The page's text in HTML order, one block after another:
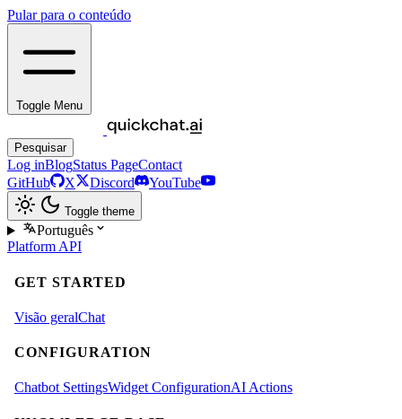
Pular para o conteúdo
Toggle Menu
Pesquisar
Log inBlogStatus PageContact
GitHub
X Discord YouTube
Toggle theme
Português
Platform API
GET STARTED
Visão geralChat
CONFIGURATION
Chatbot SettingsWidget ConfigurationAI Actions